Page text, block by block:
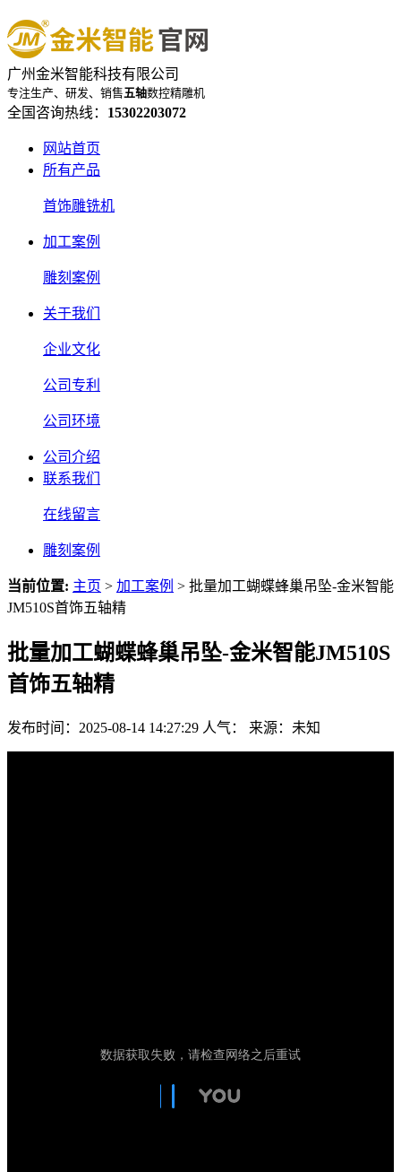
广州金米智能科技有限公司
专注生产、研发、销售五轴数控精雕机
全国咨询热线： 15302203072
网站首页
所有产品
首饰雕铣机
加工案例
雕刻案例
关于我们
企业文化
公司专利
公司环境
公司介绍
联系我们
在线留言
雕刻案例
当前位置: 主页 > 加工案例 > 批量加工蝴蝶蜂巢吊坠-金米智能
JM510S首饰五轴精
批量加工蝴蝶蜂巢吊坠-金米智能JM510S
首饰五轴精
发布时间：2025-08-14 14:27:29 人气： 来源：未知